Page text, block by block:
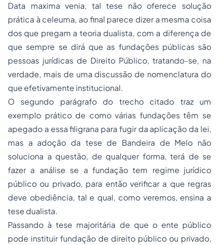
Data maxima venia, tal tese não oferece solução
prática à celeuma, ao final parece dizer a mesma coisa
dos que pregam a teoria dualista, com a diferença de
que sempre se dirá que as fundações públicas são
pessoas jurídicas de Direito Público, tratando-se, na
verdade, mais de uma discussão de nomenclatura do
que efetivamente institucional.
O segundo parágrafo do trecho citado traz um
exemplo prático de como várias fundações têm se
apegado a essa filigrana para fugir da aplicação da lei,
mas a adoção da tese de Bandeira de Melo não
soluciona a questão, de qualquer forma, terá de se
fazer a análise se a fundação tem regime jurídico
público ou privado, para então verificar a que regras
deve obediência, tal e qual, como veremos, ensina a
tese dualista.
Passando à tese majoritária de que o ente público
pode instituir fundação de direito público ou privado,